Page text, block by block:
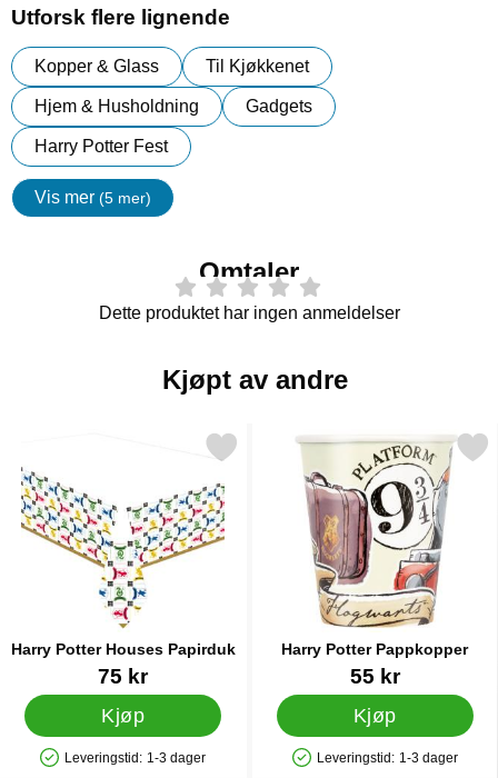
Utforsk flere lignende
Kopper & Glass Til Kjøkkenet
Hjem & Husholdning Gadgets
Harry Potter Fest
Vis mer (5 mer)
egenskaper
Omtaler
Dette produktet har ingen anmeldelser
Kjøpt av andre
Harry Potter Houses Papirduk
Varenummer 43061
75 kr
Kjøp
Produkttilgjengelighet: På lager
Leveringstid: 1-3 dager
Merk harry Potter Houses Papirduk som favoritt
Harry Potter Pappkopper
Varenummer 41563
55 kr
Kjøp
Produkttilgjengelighet: På lager
Leveringstid: 1-3 dager
Merk harry Potter